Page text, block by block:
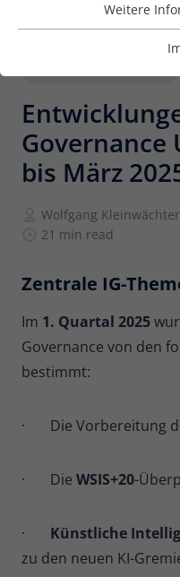
Governance
bis März
Wolfgang Kleinwächter
21 min read
Zentrale IG-
Im 1. Quartal 2025
Governance von den
bestimmt:
· Die Vorbereitung
· Die WSIS+20-
· Künstliche
zu den neuen KI-
Nutzungsanalyse
Cookies zur
Anbieter Matomo
Laufzeit 6 Monate
Zweck
Zur
Besuch
Name _pk_id
Anbieter
Name _pk_ses
Weitere